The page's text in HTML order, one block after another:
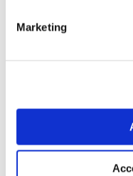
Marketing
Cilento (SA)